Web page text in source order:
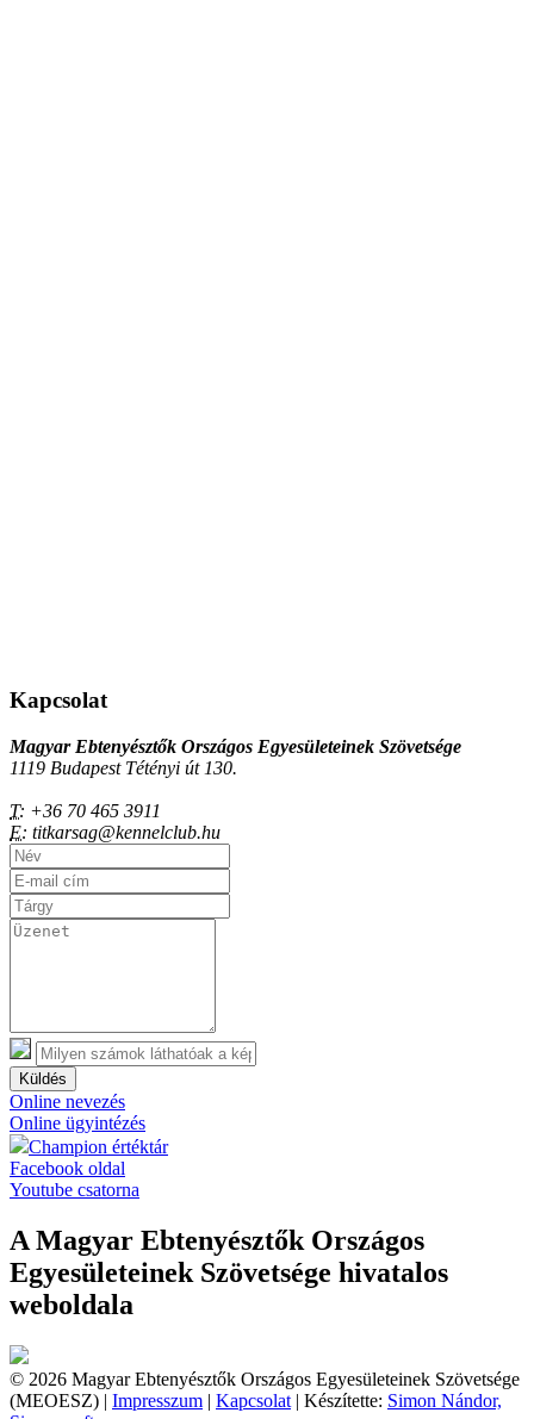
Kapcsolat
Magyar Ebtenyésztők Országos Egyesületeinek Szövetsége
1119 Budapest Tétényi út 130.
T: +36 70 465 3911
E: titkarsag@kennelclub.hu
Küldés
Online nevezés
Online ügyintézés
Champion értéktár
Facebook oldal
Youtube csatorna
A Magyar Ebtenyésztők Országos
Egyesületeinek Szövetsége hivatalos
weboldala
© 2026 Magyar Ebtenyésztők Országos Egyesületeinek Szövetsége
(MEOESZ) | Impresszum | Kapcsolat | Készítette: Simon Nándor,